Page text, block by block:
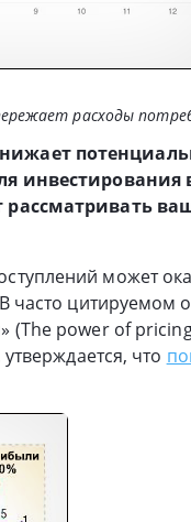
расходы
инвестирования
рассматривать
может
часто цитируемом
(The power of
что